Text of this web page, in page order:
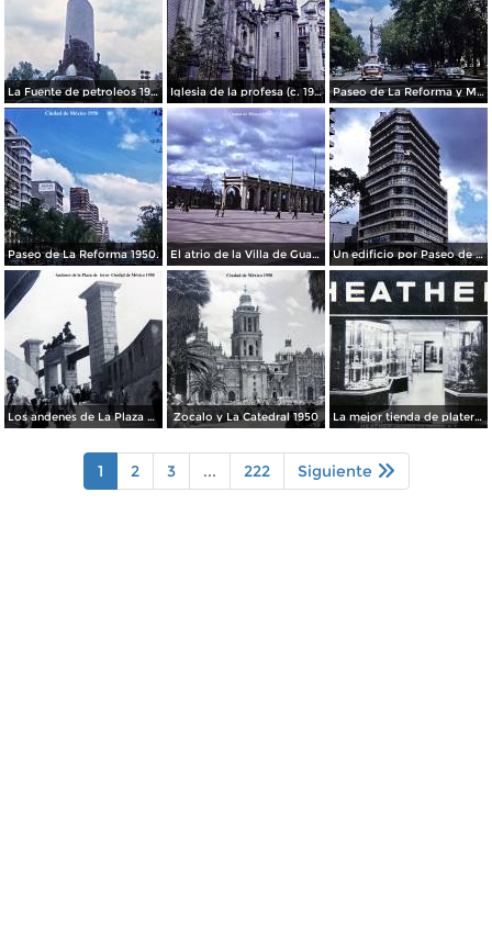
La Fuente de petroleos 1950. Iglesia de la profesa (c. 1950) Paseo de La Reforma y Mto a La Independencia 1950
Paseo de La Reforma 1950. El atrio de la Villa de Guadalupe 1950. Un edificio por Paseo de La Reforma 1950
Los andenes de La Plaza de toros Ciudad de México 1950 Zocalo y La Catedral 1950 La mejor tienda de plateria.
1 2 3 ... 222 Siguiente